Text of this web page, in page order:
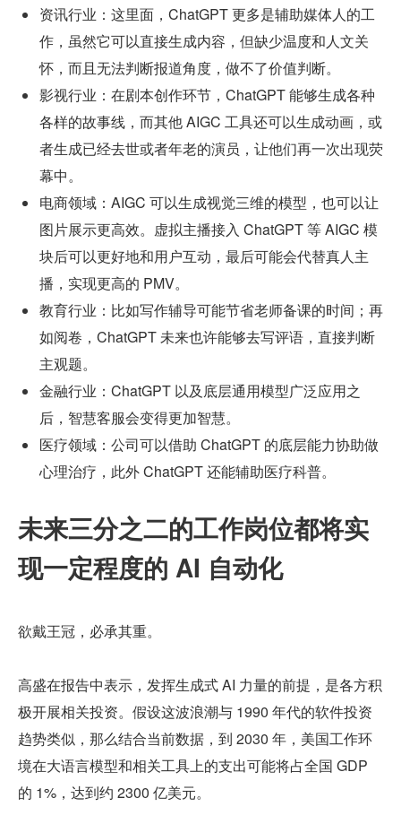
资讯行业：这里面，ChatGPT 更多是辅助媒体人的工
作，虽然它可以直接生成内容，但缺少温度和人文关
怀，而且无法判断报道角度，做不了价值判断。
影视行业：在剧本创作环节，ChatGPT 能够生成各种
各样的故事线，而其他 AIGC 工具还可以生成动画，或
者生成已经去世或者年老的演员，让他们再一次出现荧
幕中。
电商领域：AIGC 可以生成视觉三维的模型，也可以让
图片展示更高效。虚拟主播接入 ChatGPT 等 AIGC 模
块后可以更好地和用户互动，最后可能会代替真人主
播，实现更高的 PMV。
教育行业：比如写作辅导可能节省老师备课的时间；再
如阅卷，ChatGPT 未来也许能够去写评语，直接判断
主观题。
金融行业：ChatGPT 以及底层通用模型广泛应用之
后，智慧客服会变得更加智慧。
医疗领域：公司可以借助 ChatGPT 的底层能力协助做
心理治疗，此外 ChatGPT 还能辅助医疗科普。
未来三分之二的工作岗位都将实
现一定程度的 AI 自动化
欲戴王冠，必承其重。
高盛在报告中表示，发挥生成式 AI 力量的前提，是各方积
极开展相关投资。假设这波浪潮与 1990 年代的软件投资
趋势类似，那么结合当前数据，到 2030 年，美国工作环
境在大语言模型和相关工具上的支出可能将占全国 GDP
的 1%，达到约 2300 亿美元。